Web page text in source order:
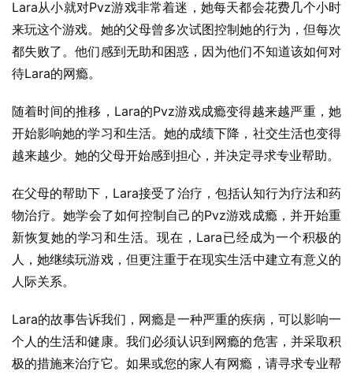
Lara从小就对Pvz游戏非常着迷，她每天都会花费几个小时
来玩这个游戏。她的父母曾多次试图控制她的行为，但每次
都失败了。他们感到无助和困惑，因为他们不知道该如何对
待Lara的网瘾。
随着时间的推移，Lara的Pvz游戏成瘾变得越来越严重，她
开始影响她的学习和生活。她的成绩下降，社交生活也变得
越来越少。她的父母开始感到担心，并决定寻求专业帮助。
在父母的帮助下，Lara接受了治疗，包括认知行为疗法和药
物治疗。她学会了如何控制自己的Pvz游戏成瘾，并开始重
新恢复她的学习和生活。现在，Lara已经成为一个积极的
人，她继续玩游戏，但更注重于在现实生活中建立有意义的
人际关系。
Lara的故事告诉我们，网瘾是一种严重的疾病，可以影响一
个人的生活和健康。我们必须认识到网瘾的危害，并采取积
极的措施来治疗它。如果或您的家人有网瘾，请寻求专业帮